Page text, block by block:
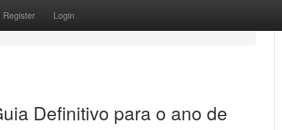
Register Login
Definitivo para o ano de